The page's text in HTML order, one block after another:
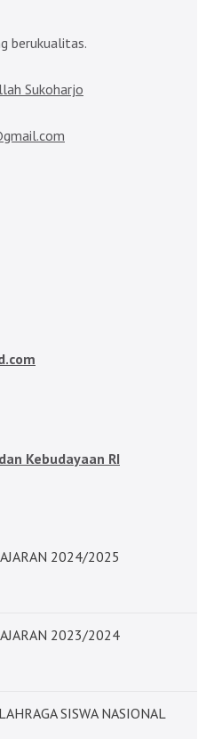
berukualitas.
Sukoharjo
Kebudayaan RI
2024/2025
2023/2024
SISWA NASIONAL